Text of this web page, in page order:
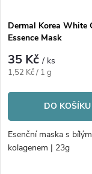
Dermal Korea White
Essence Mask
35 Kč/ ks
Měrná
1,52 Kč / 1 g
DO KOŠÍKU
Esenční maska s bílým
kolagenem | 23g